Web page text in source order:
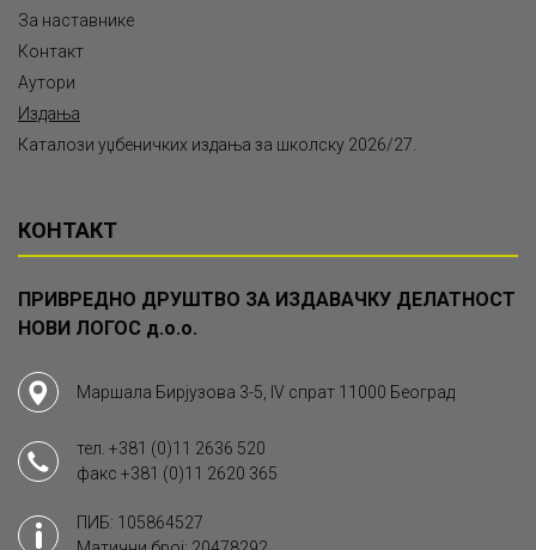
За наставнике
Контакт
Аутори
Издања
Каталози уџбеничких издања за школску 2026/27.
КОНТАКТ
ПРИВРЕДНО ДРУШТВО ЗА ИЗДАВАЧКУ ДЕЛАТНОСТ
НОВИ ЛОГОС д.о.о.
Маршала Бирјузова 3-5, IV спрат 11000 Београд
тел. +381 (0)11 2636 520
факс +381 (0)11 2620 365
ПИБ: 105864527